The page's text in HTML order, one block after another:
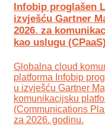
Infobip proglašen
izvješću Gartner
2026. za
kao uslugu (CPaaS)
Globalna cloud
platforma Infobip
u izvješću Gartner
komunikacijsku
(Communications
za 2026. godinu.